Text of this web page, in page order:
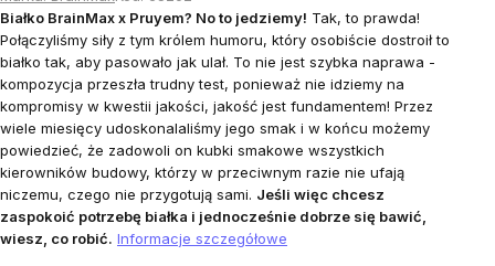
Białko BrainMax x Pruyem? No to jedziemy! Tak, to prawda!
Połączyliśmy siły z tym królem humoru, który osobiście dostroił to
białko tak, aby pasowało jak ulał. To nie jest szybka naprawa -
kompozycja przeszła trudny test, ponieważ nie idziemy na
kompromisy w kwestii jakości, jakość jest fundamentem! Przez
wiele miesięcy udoskonalaliśmy jego smak i w końcu możemy
powiedzieć, że zadowoli on kubki smakowe wszystkich
kierowników budowy, którzy w przeciwnym razie nie ufają
niczemu, czego nie przygotują sami. Jeśli więc chcesz
zaspokoić potrzebę białka i jednocześnie dobrze się bawić,
wiesz, co robić. Informacje szczegółowe